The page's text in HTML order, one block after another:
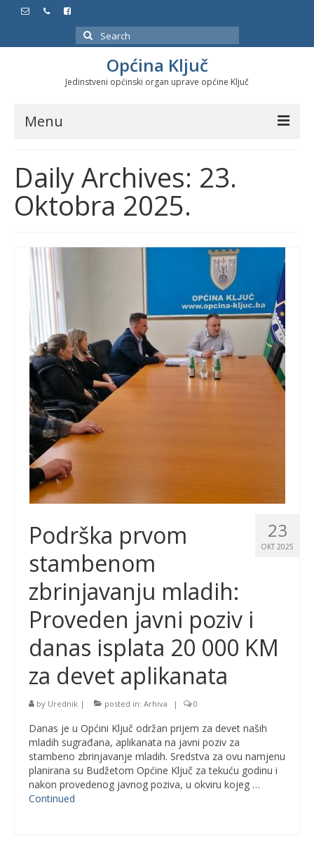
Search
for:
Općina Ključ
Jedinstveni općinski organ uprave općine Ključ
Menu
Službeni glasnici
Javne nabavke
Značajni datumi i manifestacije
Program energetske efikasnosti u stambenom
sektoru
Daily Archives: 23.
Oktobra 2025.
23
OKT 2025
Podrška prvom
stambenom
zbrinjavanju mladih:
Proveden javni poziv i
danas isplata 20 000 KM
za devet aplikanata
by Urednik | posted in: Arhiva | 0
Danas je u Općini Ključ održan prijem za devet naših
mladih sugrađana, aplikanata na javni poziv za
stambeno zbrinjavanje mladih. Sredstva za ovu namjenu
planirana su Budžetom Općine Ključ za tekuću godinu i
nakon provedenog javnog poziva, u okviru kojeg …
Continued